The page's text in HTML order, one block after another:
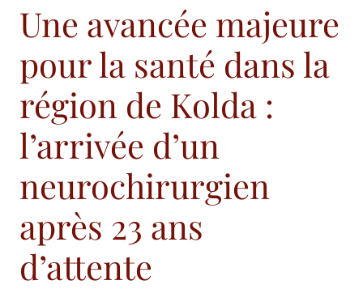
Une avancée majeure
pour la santé dans la
région de Kolda :
l’arrivée d’un
neurochirurgien
après 23 ans
d’attente